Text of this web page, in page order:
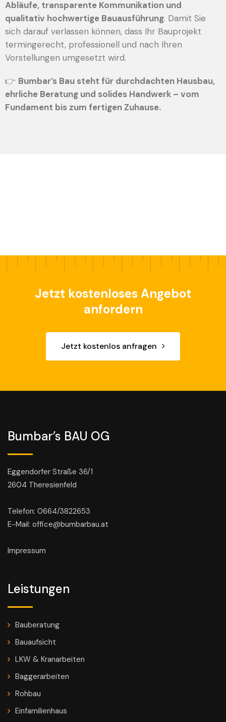
Abläufe, transparente Kommunikation und
qualitativ hochwertige Bauausführung. Damit Sie
sich darauf verlassen können, dass Ihr Bauprojekt
termingerecht, professionell und nach Ihren
Vorstellungen umgesetzt wird.
👉 Bumbar’s Bau steht für durchdachten Hausbau,
ehrliche Beratung und solides Handwerk – vom
Fundament bis zum fertigen Zuhause.
Jetzt kostenloses Angebot
anfordern
Jetzt kostenlos anfragen
Bumbar’s BAU OG
Eggendorfer Straße 36/1
2604 Theresienfeld
Telefon: 0664/3822653
E-Mail: office@bumbarbau.at
Impressum
Leistungen
Bauberatung
Bauaufsicht
LKW & Kranarbeiten
Baggerarbeiten
Rohbau
Einfamilienhaus